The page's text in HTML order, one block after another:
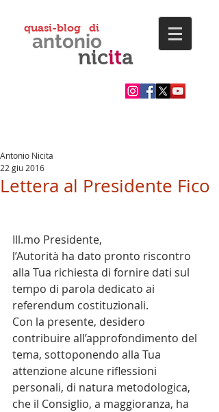
quasi-blog di
nicita
Lettera al Presidente Fico
Antonio Nicita
22 giu 2016
Ill.mo Presidente,
l’Autorità ha dato pronto riscontro
alla Tua richiesta di fornire dati sul
tempo di parola dedicato ai
referendum costituzionali.
Con la presente, desidero
contribuire all’approfondimento del
tema, sottoponendo alla Tua
attenzione alcune riflessioni
personali, di natura metodologica,
che il Consiglio, a maggioranza, ha